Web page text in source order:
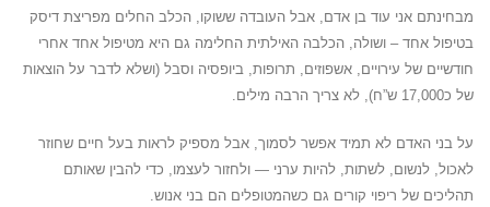
מבחינתם אני עוד בן אדם, אבל העובדה ששוקו, הכלב החלים מפריצת דיסק
בטיפול אחד – ושולה, הכלבה האילתית החלימה גם היא מטיפול אחד אחרי
חודשיים של עירויים, אשפוזים, תרופות, ביופסיה וסבל (ושלא לדבר על הוצאות
של כ17,000 ש”ח), לא צריך הרבה מילים.
על בני האדם לא תמיד אפשר לסמוך, אבל מספיק לראות בעל חיים שחוזר
לאכול, לנשום, לשתות, להיות ערני — ולחזור לעצמו, כדי להבין שאותם
תהליכים של ריפוי קורים גם כשהמטופלים הם בני אנוש.